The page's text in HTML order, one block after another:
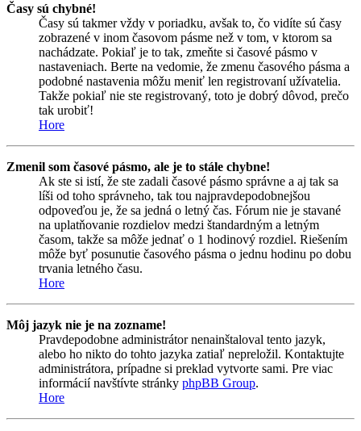
Časy sú chybné!
Časy sú takmer vždy v poriadku, avšak to, čo vidíte sú časy
zobrazené v inom časovom pásme než v tom, v ktorom sa
nachádzate. Pokiaľ je to tak, zmeňte si časové pásmo v
nastaveniach. Berte na vedomie, že zmenu časového pásma a
podobné nastavenia môžu meniť len registrovaní užívatelia.
Takže pokiaľ nie ste registrovaný, toto je dobrý dôvod, prečo
tak urobiť!
Hore
Zmenil som časové pásmo, ale je to stále chybne!
Ak ste si istí, že ste zadali časové pásmo správne a aj tak sa
líši od toho správneho, tak tou najpravdepodobnejšou
odpoveďou je, že sa jedná o letný čas. Fórum nie je stavané
na uplatňovanie rozdielov medzi štandardným a letným
časom, takže sa môže jednať o 1 hodinový rozdiel. Riešením
môže byť posunutie časového pásma o jednu hodinu po dobu
trvania letného času.
Hore
Môj jazyk nie je na zozname!
Pravdepodobne administrátor nenainštaloval tento jazyk,
alebo ho nikto do tohto jazyka zatiaľ nepreložil. Kontaktujte
administrátora, prípadne si preklad vytvorte sami. Pre viac
informácií navštívte stránky phpBB Group.
Hore